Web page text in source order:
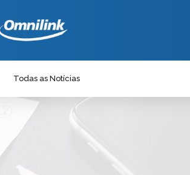
Todas as Notícias